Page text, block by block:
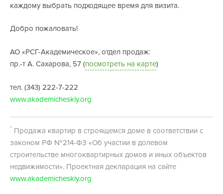
каждому выбрать подходящее время для визита.
Добро пожаловать!
АО «РСГ-Академическое», отдел продаж:
пр.-т А. Сахарова, 57 (посмотреть на карте)
тел. (343) 222-7-222
www.akademicheskiy.org
* Продажа квартир в строящемся доме в соответствии с
законом РФ №214-ФЗ «Об участии в долевом
строительстве многоквартирных домов и иных объектов
недвижимости». Проектная декларация на сайте
www.akademicheskiy.org